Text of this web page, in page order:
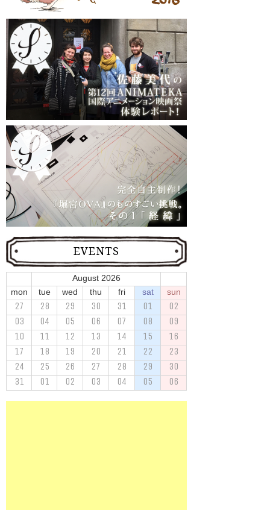
EVENTS
August 2026
mon
tue wed thu fri sat sun
27 28 29 30 31 01
02
03
04 05 06 07 08
09
10
11 12 13 14 15
16
17
18 19 20 21 22
23
24
25 26 27 28 29
30
31
01 02 03 04 05 06